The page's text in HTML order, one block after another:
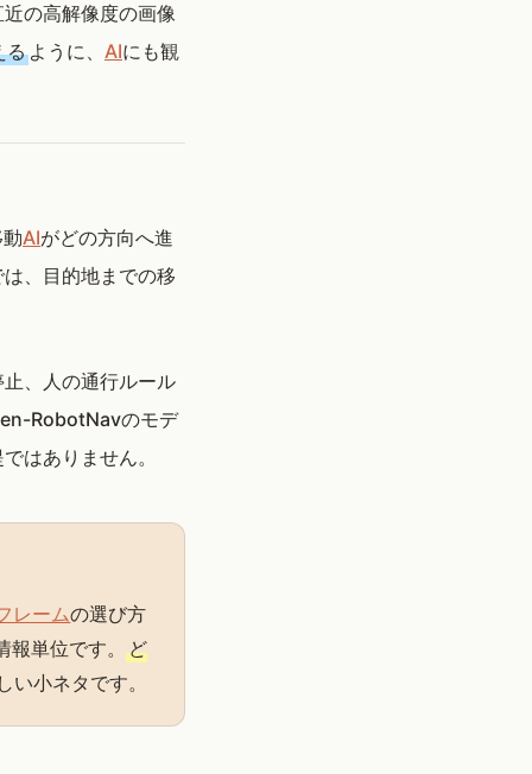
の高解像度の画像
る ように、 AIにも観
AIがどの方向へ進
、目的地までの移
、人の通行ルール
RobotNavのモデ
はありません。
レームの選び方
報単位です。ど
い小ネタです。